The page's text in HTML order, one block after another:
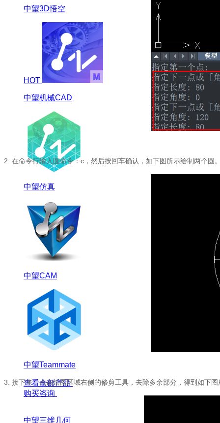
中望3D悟空
HOT
中望机械CAD
中望仿真
中望CAM
中望Teammate
查看全部产品
购买咨询
中望三维几何
2. 在命令行输入圆命令：c，然后按回车确认，如下图所示绘制两个圆
3. 接下来，点击绘图区域右侧的修剪工具，去除多余部分，得到如下